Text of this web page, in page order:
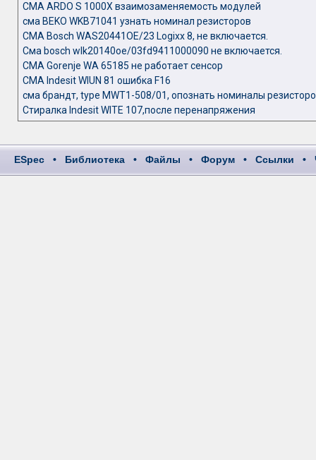
СМА ARDO S 1000X взаимозаменяемость модулей
сма BEKO WKB71041 узнать номинал резисторов
СМА Bosch WAS20441OE/23 Logixx 8, не включается.
Сма bosch wlk20140oe/03fd9411000090 не включается.
СМА Gorenje WA 65185 не работает сенсор
СМА Indesit WIUN 81 ошибка F16
сма брандт, type MWT1-508/01, опознать номиналы
Стиралка Indesit WITE 107,после перенапряжения
ESpec • Библиотека • Файлы • Форум • Ссылки •